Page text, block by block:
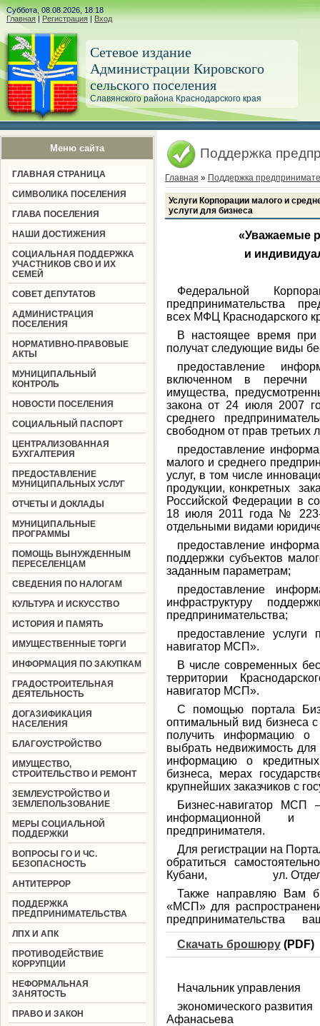
Суббота, 08.08.2026, 18:18
Главная | Регистрация | Вход
Сетевое издание
Администрации Кировского
сельского поселения
Славянского района Краснодарского края
Меню сайта
ГЛАВНАЯ СТРАНИЦА
СИМВОЛИКА ПОСЕЛЕНИЯ
ГЛАВА ПОСЕЛЕНИЯ
НАШИ ДОСТИЖЕНИЯ
СОЦИАЛЬНАЯ ПОДДЕРЖКА
УЧАСТНИКОВ СВО И ИХ
СЕМЕЙ
СОВЕТ ДЕПУТАТОВ
АДМИНИСТРАЦИЯ
ПОСЕЛЕНИЯ
НОРМАТИВНО-ПРАВОВЫЕ
АКТЫ
МУНИЦИПАЛЬНЫЙ
КОНТРОЛЬ
НОВОСТИ ПОСЕЛЕНИЯ
СОЦИАЛЬНЫЙ ПАСПОРТ
ЦЕНТРАЛИЗОВАННАЯ
БУХГАЛТЕРИЯ
ПРЕДОСТАВЛЕНИЕ
МУНИЦИПАЛЬНЫХ УСЛУГ
ОТЧЕТЫ И ДОКЛАДЫ
МУНИЦИПАЛЬНЫЕ
ПРОГРАММЫ
ПОМОЩЬ ВЫНУЖДЕННЫМ
ПЕРЕСЕЛЕНЦАМ
СВЕДЕНИЯ ПО НАЛОГАМ
КУЛЬТУРА И ИСКУССТВО
ИСТОРИЯ И ПАМЯТЬ
ИМУЩЕСТВЕННЫЕ ТОРГИ
ИНФОРМАЦИЯ ПО ЗАКУПКАМ
ГРАДОСТРОИТЕЛЬНАЯ
ДЕЯТЕЛЬНОСТЬ
ДОГАЗИФИКАЦИЯ
НАСЕЛЕНИЯ
БЛАГОУСТРОЙСТВО
ИМУЩЕСТВО,
СТРОИТЕЛЬСТВО И РЕМОНТ
ЗЕМЛЕУСТРОЙСТВО И
ЗЕМЛЕПОЛЬЗОВАНИЕ
МЕРЫ СОЦИАЛЬНОЙ
ПОДДЕРЖКИ
ВОПРОСЫ ГО И ЧС.
БЕЗОПАСНОСТЬ
АНТИТЕРРОР
ПОДДЕРЖКА
ПРЕДПРИНИМАТЕЛЬСТВА
ЛПХ И АПК
ПРОТИВОДЕЙСТВИЕ
КОРРУПЦИИ
НЕФОРМАЛЬНАЯ
ЗАНЯТОСТЬ
ПРАВО И ЗАКОН
Поддержка
Главная » Поддержка
Услуги Корпорации малого и
услуги для бизнеса
«Уважаемые
и
Федеральной
предпринимательства
всех МФЦ Краснодарского
В настоящее время
получат следующие виды
предоставление
включенном в перечни
имущества,
закона от 24 июля 2007
среднего
свободном от прав третьих
предоставление
малого и среднего
услуг, в том числе
продукции, конкретных
Российской Федерации в
18 июля 2011 года № 223-
отдельными видами
предоставление
поддержки субъектов
заданным параметрам;
предоставление
инфраструктуру
предпринимательства;
предоставление
навигатор МСП».
В числе современных
территории
навигатор МСП».
С помощью портала
оптимальный вид бизнеса с
получить информацию о
выбрать недвижимость для
информацию о
бизнеса, мерах
крупнейших заказчиков с
Бизнес-навигатор МСП
информационной и
предпринимателя.
Для регистрации на
обратиться
Кубани, ул.
Также направляю Вам
«МСП» для
предпринимательства
Скачать брошюру(PDF)
Начальник управления
Афанасьева